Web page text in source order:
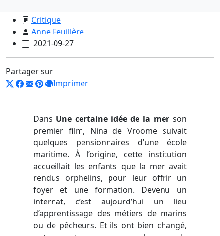
Critique
Anne Feuillère
2021-09-27
Partager sur
Imprimer
Dans Une certaine idée de la mer son
premier film, Nina de Vroome suivait
quelques pensionnaires d’une école
maritime. À l’origine, cette institution
accueillait les enfants que la mer avait
rendus orphelins, pour leur offrir un
foyer et une formation. Devenu un
internat, c’est aujourd’hui un lieu
d’apprentissage des métiers de marins
ou de pêcheurs. Et ils ont bien changé,